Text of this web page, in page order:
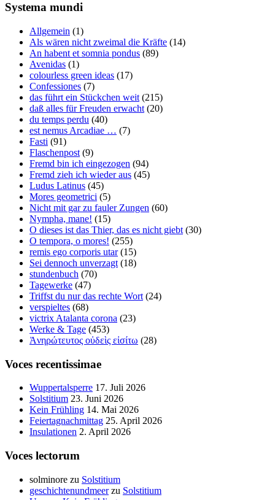
Systema mundi
Allgemein (1)
Als wären nicht zweimal die Kräfte (14)
An habent et somnia pondus (89)
Avenidas (1)
colourless green ideas (17)
Confessiones (7)
das führt ein Stückchen weit (215)
daß alles für Freuden erwacht (20)
du temps perdu (40)
est nemus Arcadiae … (7)
Fasti (91)
Flaschenpost (9)
Fremd bin ich eingezogen (94)
Fremd zieh ich wieder aus (45)
Ludus Latinus (45)
Mores geometrici (5)
Nicht mit gar zu fauler Zungen (60)
Nympha, mane! (15)
O dieses ist das Thier, das es nicht giebt (30)
O tempora, o mores! (255)
remis ego corporis utar(15)
Sei dennoch unverzagt (18)
stundenbuch (70)
Tagewerke (47)
Triffst du nur das rechte Wort (24)
verspieltes (68)
victrix Atalanta corona (23)
Werke & Tage (453)
Ἀνηρώτευτος οὐδεὶς εἰσίτω (28)
Voces recentissimae
Wuppertalsperre 17. Juli 2026
Solstitium 23. Juni 2026
Kein Frühling 14. Mai 2026
Feiertagnachmittag 25. April 2026
Insulationen 2. April 2026
Voces lectorum
solminore zu Solstitium
geschichtenundmeerzu Solstitium